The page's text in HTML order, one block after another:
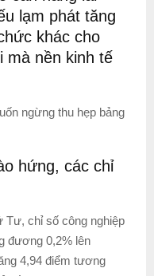
lạm phát tăng
khác cho
mà nền kinh tế
ngừng thu hẹp bảng
hứng, các chỉ
Tư, chỉ số công nghiệp
đương 0,2% lên
4,94 điểm tương